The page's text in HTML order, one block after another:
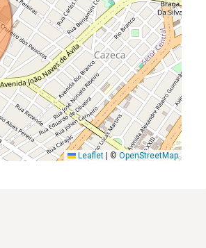
Leaflet © OpenStreetMap